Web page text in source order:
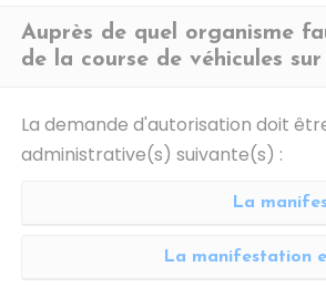
Auprès de quel organisme
de la course de véhicules
La demande d'autorisation doit
administrative(s) suivante(s) :
La
La manifestation